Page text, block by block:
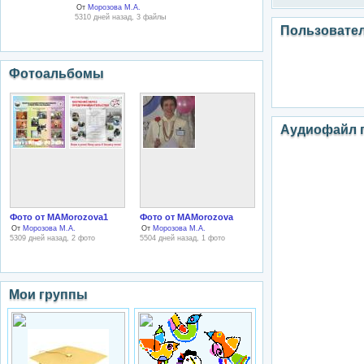
От Морозова М.А.
5310 дней назад, 3 файлы
Фотоальбомы
Фото от MAMorozova1
От Морозова М.А.
5309 дней назад, 2 фото
Фото от MAMorozova
От Морозова М.А.
5504 дней назад, 1 фото
Мои группы
Аудиофайл